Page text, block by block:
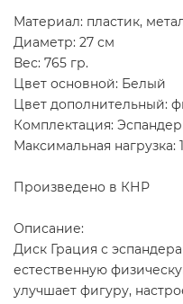
Материал: пластик,
Диаметр: 27 см
Вес: 765 гр.
Цвет основной: Белый
Цвет дополнительный:
Комплектация:
Максимальная нагрузка:
Произведено в КНР
Описание:
Диск Грация с
естественную
улучшает фигуру,